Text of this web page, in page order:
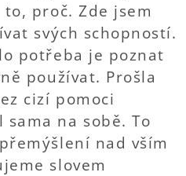
proč. Zde jsem
svých schopností.
potřeba je poznat
používat. Prošla
cizí pomoci
na sobě. To
nad vším
slovem